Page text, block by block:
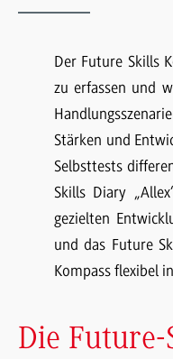
Der Future Skills
zu erfassen und
Stärken und
Selbsttests
Skills Diary
gezielten
und das Future
Kompass flexibel
Die